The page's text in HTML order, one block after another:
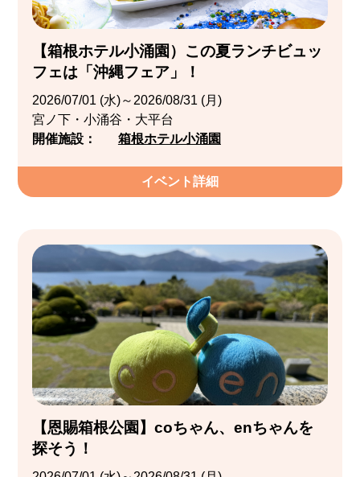
【箱根ホテル小涌園）この夏ランチビュッ
フェは「沖縄フェア」！
2026/07/01 (水)～2026/08/31 (月)
宮ノ下・小涌谷・大平台
開催施設：
箱根ホテル小涌園
イベント詳細
【恩賜箱根公園】coちゃん、enちゃんを
探そう！